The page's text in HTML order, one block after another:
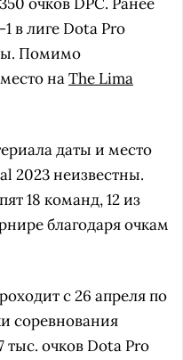
в лиге Dota Pro
Помимо
наThe Lima
даты и место
2023 неизвестны.
18 команд, 12 из
благодаря очкам
с 26 апреля по
соревнования
тыс. очков Dota Pro